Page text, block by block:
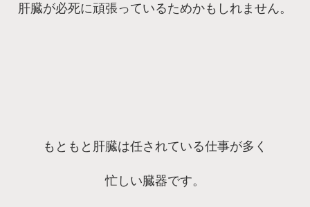
肝臓が必死に頑張っているためかもしれません。
もともと肝臓は任されている仕事が多く
忙しい臓器です。